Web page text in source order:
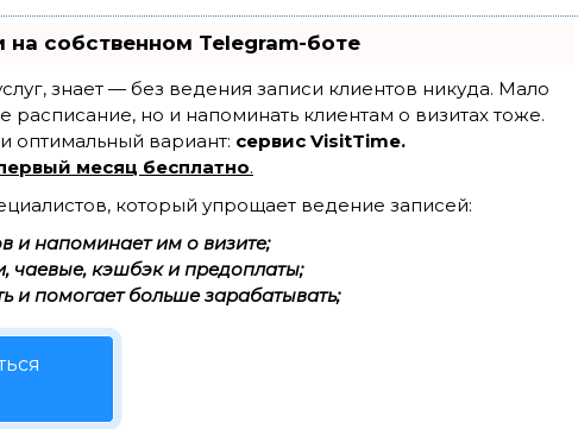
на собственном Telegram-боте
знает — без ведения записи клиентов никуда. Мало
расписание, но и напоминать клиентам о визитах тоже.
вариант: сервис VisitTime.
месяц бесплатно.
который упрощает ведение записей:
и напоминает им о визите;
чаевые, кэшбэк и предоплаты;
и помогает больше зарабатывать;